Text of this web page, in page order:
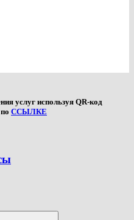
услуг используя QR-код
ССЫЛКЕ